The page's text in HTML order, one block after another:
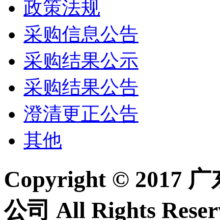
政策法规
采购信息公告
采购结果公示
采购结果公告
澄清更正公告
其他
Copyright © 2017
公司 All Rights